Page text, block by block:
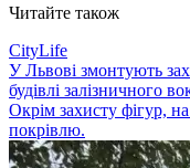
Читайте також
CityLife
У Львові змонтують
будівлі залізничного
Окрім захисту фігур, на
покрівлю.